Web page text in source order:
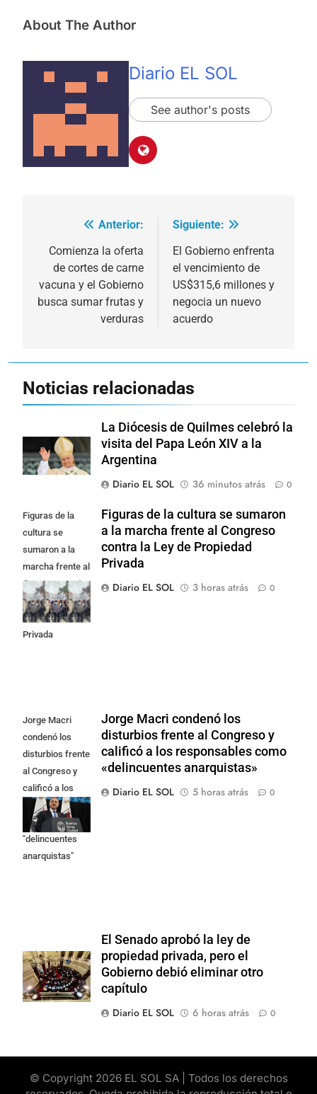
About The Author
Diario EL SOL
See author's posts
Navegación
de
entradas
Anterior:
Comienza la oferta
de cortes de carne
vacuna y el Gobierno
busca sumar frutas y
verduras
Siguiente:
El Gobierno enfrenta
el vencimiento de
US$315,6 millones y
negocia un nuevo
acuerdo
Noticias relacionadas
La Diócesis de Quilmes celebró la
visita del Papa León XIV a la
Argentina
Diario EL SOL
36 minutos atrás 0
Figuras de la
cultura se
sumaron a la
marcha frente al
Congreso contra
la Ley de
Propiedad
Privada
Figuras de la cultura se sumaron
a la marcha frente al Congreso
contra la Ley de Propiedad
Privada
Diario EL SOL
3 horas atrás 0
Jorge Macri
condenó los
disturbios frente
al Congreso y
calificó a los
responsables
como
"delincuentes
anarquistas"
Jorge Macri condenó los
disturbios frente al Congreso y
calificó a los responsables como
«delincuentes anarquistas»
Diario EL SOL
5 horas atrás 0
El Senado aprobó la ley de
propiedad privada, pero el
Gobierno debió eliminar otro
capítulo
Diario EL SOL
6 horas atrás 0
© Copyright 2026 EL SOL SA | Todos los derechos